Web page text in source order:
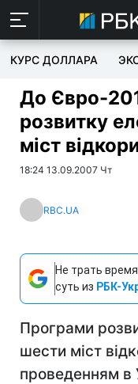
КУРС ДОЛЛАРА
До Євро-
розвитку
міст
18:24 13.09.2007 Чт
RBC.UA
Не трать
суть из РБК-
Програми
шести міст
проведенням в